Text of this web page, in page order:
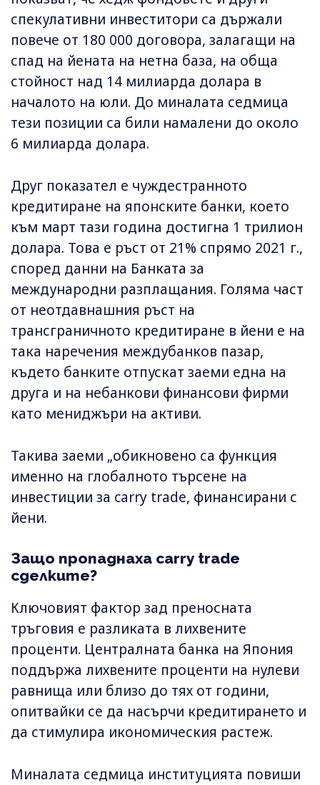
спекулативни инвеститори са държали
повече от 180 000 договора, залагащи на
спад на йената на нетна база, на обща
стойност над 14 милиарда долара в
началото на юли. До миналата седмица
тези позиции са били намалени до около
6 милиарда долара.
Друг показател е чуждестранното
кредитиране на японските банки, което
към март тази година достигна 1 трилион
долара. Това е ръст от 21% спрямо 2021 г.,
според данни на Банката за
международни разплащания. Голяма част
от неотдавнашния ръст на
трансграничното кредитиране в йени е на
така наречения междубанков пазар,
където банките отпускат заеми една на
друга и на небанкови финансови фирми
като мениджъри на активи.
Такива заеми „обикновено са функция
именно на глобалното търсене на
инвестиции за carry trade, финансирани с
йени.
Защо пропаднаха carry trade
сделките?
Ключовият фактор зад преносната
тръговия е разликата в лихвените
проценти. Централната банка на Япония
поддържа лихвените проценти на нулеви
равнища или близо до тях от години,
опитвайки се да насърчи кредитирането и
да стимулира икономическия растеж.
Миналата седмица институцията повиши